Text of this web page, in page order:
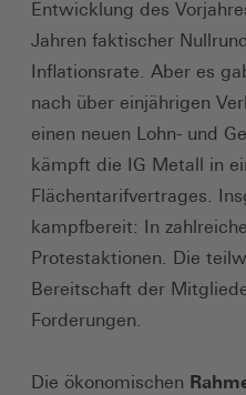
Entwicklung des
Jahren faktischer
Inflationsrate. Aber es
nach über einjährigen
einen neuen Lohn- und
kämpft die IG Metall in
Flächentarifvertrages.
kampfbereit: In
Protestaktionen. Die
Bereitschaft der
Forderungen.
Die ökonomischen